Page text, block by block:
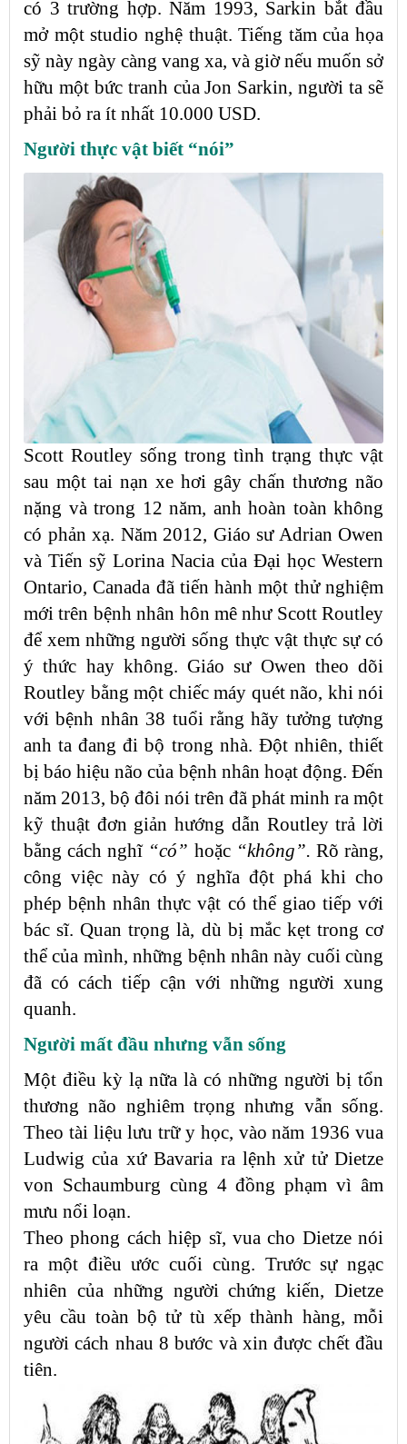
có 3 trường hợp. Năm 1993, Sarkin bắt đầu
mở một studio nghệ thuật. Tiếng tăm của họa
sỹ này ngày càng vang xa, và giờ nếu muốn sở
hữu một bức tranh của Jon Sarkin, người ta sẽ
phải bỏ ra ít nhất 10.000 USD.
Người thực vật biết “nói”
Scott Routley sống trong tình trạng thực vật
sau một tai nạn xe hơi gây chấn thương não
nặng và trong 12 năm, anh hoàn toàn không
có phản xạ. Năm 2012, Giáo sư Adrian Owen
và Tiến sỹ Lorina Nacia của Đại học Western
Ontario, Canada đã tiến hành một thử nghiệm
mới trên bệnh nhân hôn mê như Scott Routley
để xem những người sống thực vật thực sự có
ý thức hay không. Giáo sư Owen theo dõi
Routley bằng một chiếc máy quét não, khi nói
với bệnh nhân 38 tuổi rằng hãy tưởng tượng
anh ta đang đi bộ trong nhà. Đột nhiên, thiết
bị báo hiệu não của bệnh nhân hoạt động. Đến
năm 2013, bộ đôi nói trên đã phát minh ra một
kỹ thuật đơn giản hướng dẫn Routley trả lời
bằng cách nghĩ “có” hoặc “không”. Rõ ràng,
công việc này có ý nghĩa đột phá khi cho
phép bệnh nhân thực vật có thể giao tiếp với
bác sĩ. Quan trọng là, dù bị mắc kẹt trong cơ
thể của mình, những bệnh nhân này cuối cùng
đã có cách tiếp cận với những người xung
quanh.
Người mất đầu nhưng vẫn sống
Một điều kỳ lạ nữa là có những người bị tổn
thương não nghiêm trọng nhưng vẫn sống.
Theo tài liệu lưu trữ y học, vào năm 1936 vua
Ludwig của xứ Bavaria ra lệnh xử tử Dietze
von Schaumburg cùng 4 đồng phạm vì âm
mưu nổi loạn.
Theo phong cách hiệp sĩ, vua cho Dietze nói
ra một điều ước cuối cùng. Trước sự ngạc
nhiên của những người chứng kiến, Dietze
yêu cầu toàn bộ tử tù xếp thành hàng, mỗi
người cách nhau 8 bước và xin được chết đầu
tiên.